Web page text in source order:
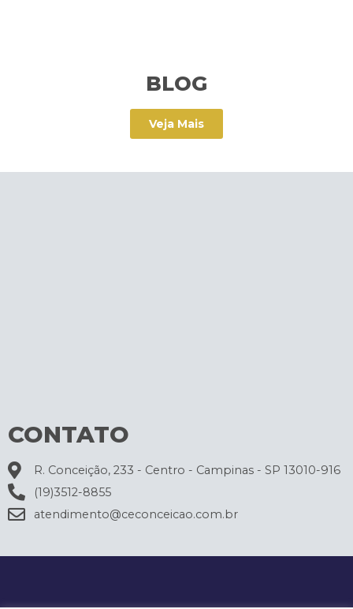
BLOG
Veja Mais
CONTATO
R. Conceição, 233 - Centro - Campinas - SP 13010-916
(19)3512-8855
atendimento@ceconceicao.com.br